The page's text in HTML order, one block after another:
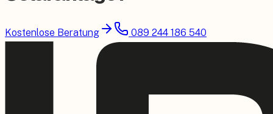
Kostenlose Beratung 089 244 186 540